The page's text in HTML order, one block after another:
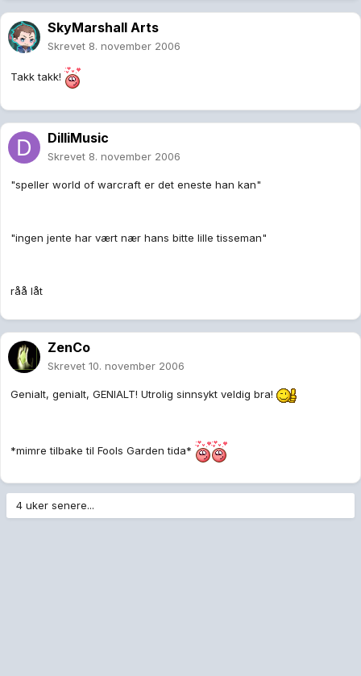
SkyMarshall Arts
Skrevet 8. november 2006
Takk takk!
DilliMusic
Skrevet 8. november 2006
"speller world of warcraft er det eneste han kan"
"ingen jente har vært nær hans bitte lille tisseman"
råå låt
ZenCo
Skrevet 10. november 2006
Genialt, genialt, GENIALT! Utrolig sinnsykt veldig bra!
*mimre tilbake til Fools Garden tida*
4 uker senere...